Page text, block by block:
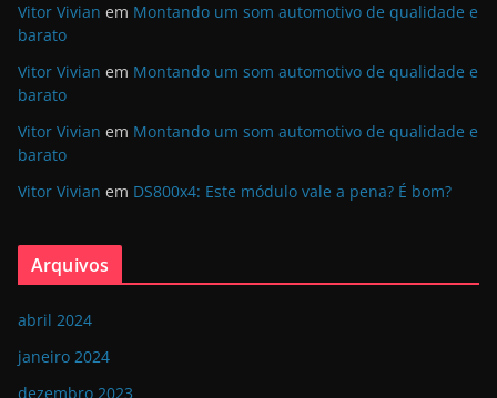
Vitor Vivian em Montando um som automotivo de qualidade e
barato
Vitor Vivian em Montando um som automotivo de qualidade e
barato
Vitor Vivian em Montando um som automotivo de qualidade e
barato
Vitor Vivian em DS800x4: Este módulo vale a pena? É bom?
Arquivos
abril 2024
janeiro 2024
dezembro 2023